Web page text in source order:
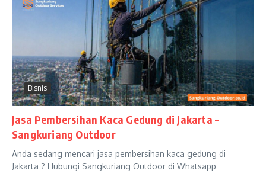
Bisnis
Jasa Pembersihan Kaca Gedung di Jakarta –
Sangkuriang Outdoor
Anda sedang mencari jasa pembersihan kaca gedung di
Jakarta ? Hubungi Sangkuriang Outdoor di Whatsapp